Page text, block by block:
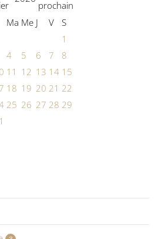
Ma Me J V
S
1
4 5 6 7
8
11 12 13 14 15
18 19 20 21 22
25 26 27 28 29